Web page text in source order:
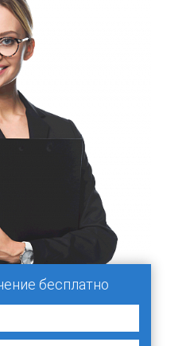
бесплатно